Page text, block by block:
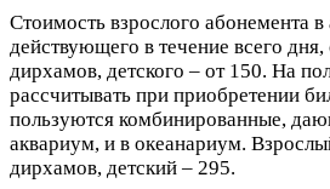
Стоимость взрослого абонемента в
действующего в течение всего дня,
дирхамов, детского – от 150. На
рассчитывать при приобретении
пользуются комбинированные,
аквариум, и в океанариум.
дирхамов, детский – 295.